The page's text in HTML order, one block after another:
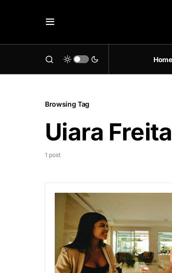
Home
Browsing Tag
Uiara
1 post